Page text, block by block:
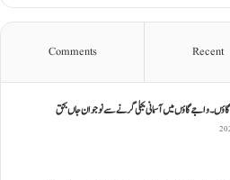
Recent
Comments
واجےگاؤں میں آسمانی بجلی گرنے سے نوجوان جاں بحق